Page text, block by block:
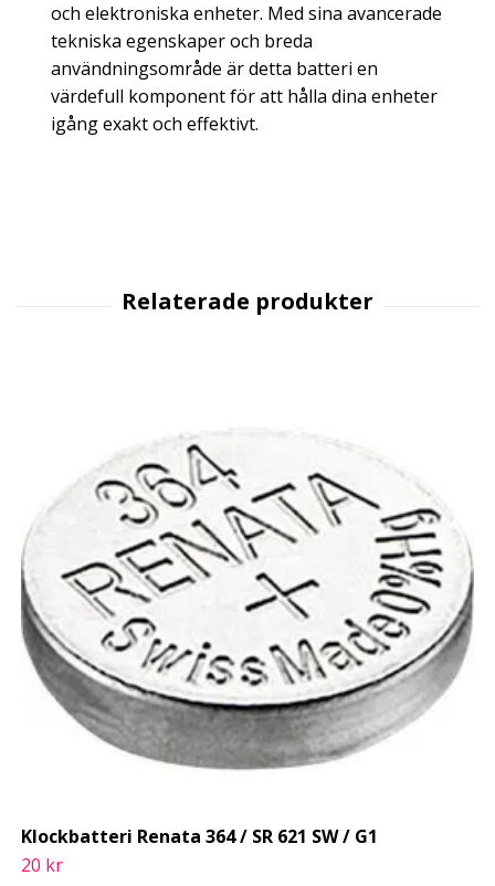
och elektroniska enheter. Med sina avancerade
tekniska egenskaper och breda
användningsområde är detta batteri en
värdefull komponent för att hålla dina enheter
igång exakt och effektivt.
Klockbatteri Renata 364 / SR 621 SW / G1
20 kr